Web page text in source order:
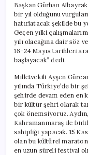
Başkan Gürhan
bir yıl olduğunu
hatırlatacak şekilde bu
Geçen yılki
yılı olacağına dair söz
16-24 Mayıs tarihleri
başlayacak” dedi.
Milletvekili Ayşen
yılında Türkiye’de bir
şehirde devam eden en
bir kültür şehri olarak
çok önemsiyoruz.
Kahramanmaraş ile
sahipliği yapacak. 15
olan bu kültürel
en uzun süreli festival